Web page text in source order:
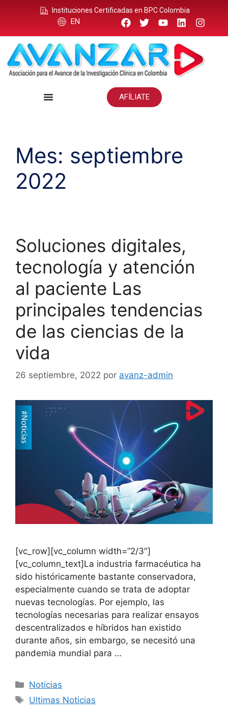
Instituciones Certificadas en BPC Colombia
EN
AFÍLIATE
Mes: septiembre
2022
Soluciones digitales,
tecnología y atención
al paciente Las
principales tendencias
de las ciencias de la
vida
26 septiembre, 2022 por avanz-admin
[vc_row][vc_column width=”2/3″]
[vc_column_text]La industria farmacéutica ha
sido históricamente bastante conservadora,
especialmente cuando se trata de adoptar
nuevas tecnologías. Por ejemplo, las
tecnologías necesarias para realizar ensayos
descentralizados e híbridos han existido
durante años, sin embargo, se necesitó una
pandemia mundial para …
Noticias
Ultimas Noticias